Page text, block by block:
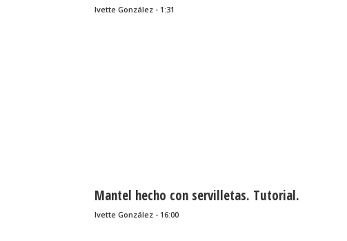
Ivette González - 1:31
Mantel hecho con servilletas. Tutorial.
Ivette González - 16:00